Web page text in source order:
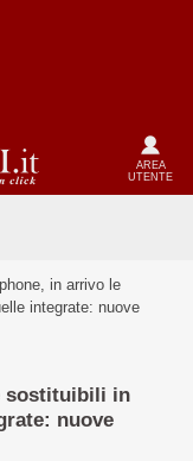
AREA
UTENTE
in arrivo le
integrate: nuove
sostituibili in
nuove